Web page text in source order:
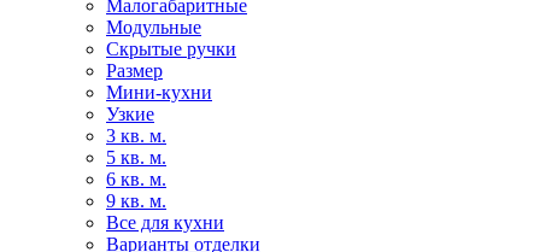
Малогабаритные
Модульные
Скрытые ручки
Размер
Мини-кухни
Узкие
3 кв. м.
5 кв. м.
6 кв. м.
9 кв. м.
Все для кухни
Варианты отделки